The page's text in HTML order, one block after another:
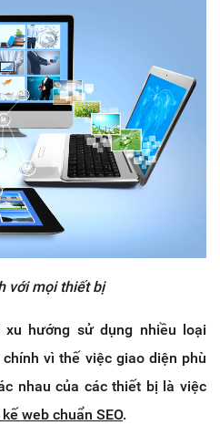
với mọi thiết bị
xu hướng sử dụng nhiều loại
vì thế việc giao diện phù
nhau của các thiết bị là việc
web chuẩn SEO.